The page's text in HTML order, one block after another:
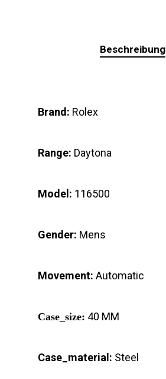
Beschreibung
Brand: Rolex
Range: Daytona
Model: 116500
Gender: Mens
Movement: Automatic
Case_size: 40 MM
Case_material: Steel